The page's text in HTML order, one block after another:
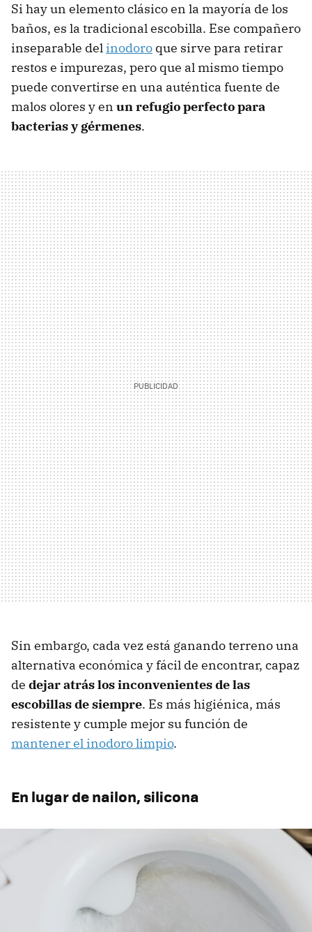
Si hay un elemento clásico en la mayoría de los
baños, es la tradicional escobilla. Ese compañero
inseparable del inodoro que sirve para retirar
restos e impurezas, pero que al mismo tiempo
puede convertirse en una auténtica fuente de
malos olores y en un refugio perfecto para
bacterias y gérmenes.
Sin embargo, cada vez está ganando terreno una
alternativa económica y fácil de encontrar, capaz
de dejar atrás los inconvenientes de las
escobillas de siempre. Es más higiénica, más
resistente y cumple mejor su función de
mantener el inodoro limpio.
En lugar de nailon, silicona